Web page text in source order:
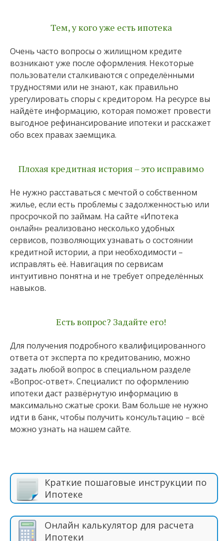
Тем, у кого уже есть ипотека
Очень часто вопросы о жилищном кредите
возникают уже после оформления. Некоторые
пользователи сталкиваются с определёнными
трудностями или не знают, как правильно
урегулировать споры с кредитором. На ресурсе вы
найдёте информацию, которая поможет провести
выгодное рефинансирование ипотеки и расскажет
обо всех правах заемщика.
Плохая кредитная история – это исправимо
Не нужно расставаться с мечтой о собственном
жилье, если есть проблемы с задолженностью или
просрочкой по займам. На сайте «Ипотека
онлайн» реализовано несколько удобных
сервисов, позволяющих узнавать о состоянии
кредитной истории, а при необходимости –
исправлять её. Навигация по сервисам
интуитивно понятна и не требует определённых
навыков.
Есть вопрос? Задайте его!
Для получения подробного квалифицированного
ответа от эксперта по кредитованию, можно
задать любой вопрос в специальном разделе
«Вопрос-ответ». Специалист по оформлению
ипотеки даст развёрнутую информацию в
максимально сжатые сроки. Вам больше не нужно
идти в банк, чтобы получить консультацию – всё
можно узнать на нашем сайте.
Краткие пошаговые инструкции по
Ипотеке
Онлайн калькулятор для расчета
Ипотеки